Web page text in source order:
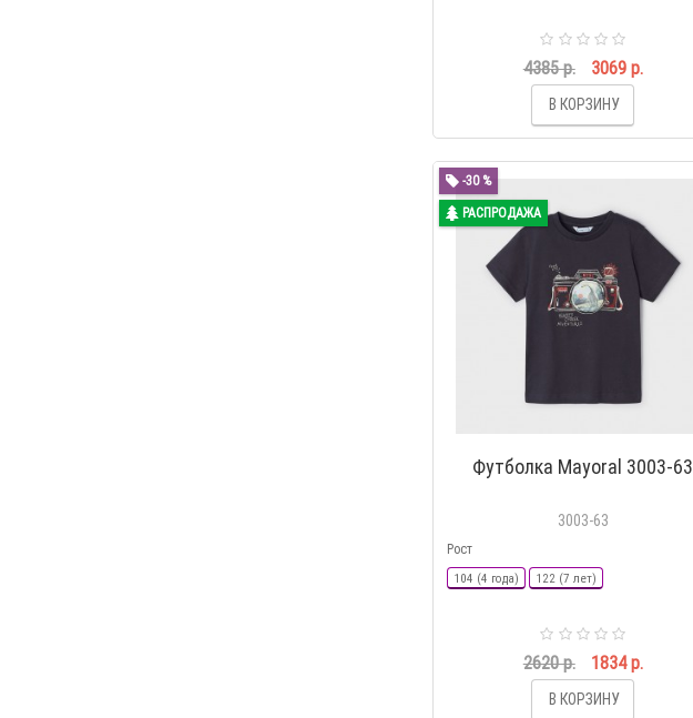
4385 р. 3069 р.
В КОРЗИНУ
-30 %
РАСПРОДАЖА
Футболка Mayoral 3003-63
3003-63
Рост
104 (4 года) 122 (7 лет)
2620 р. 1834 р.
В КОРЗИНУ